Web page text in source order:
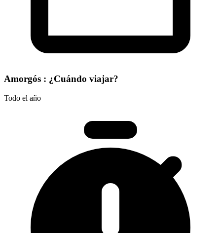
Amorgós : ¿Cuándo viajar?
Todo el año